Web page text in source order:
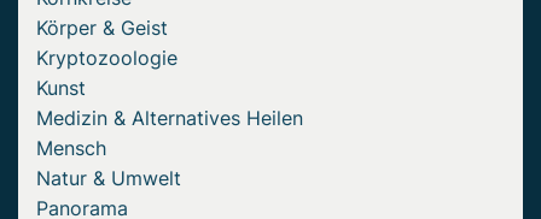
Körper & Geist
Kryptozoologie
Kunst
Medizin & Alternatives Heilen
Mensch
Natur & Umwelt
Panorama